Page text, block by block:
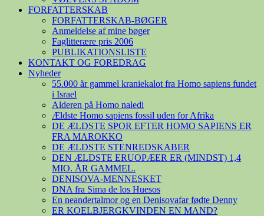
FORFATTERSKAB
FORFATTERSKAB-BØGER
Anmeldelse af mine bøger
Faglitterære pris 2006
PUBLIKATIONSLISTE
KONTAKT OG FOREDRAG
Nyheder
55.000 år gammel kraniekalot fra Homo sapiens fundet
i Israel
Alderen på Homo naledi
Ældste Homo sapiens fossil uden for Afrika
DE ÆLDSTE SPOR EFTER HOMO SAPIENS ER
FRA MAROKKO
DE ÆLDSTE STENREDSKABER
DEN ÆLDSTE ERUOPÆER ER (MINDST) 1,4
MIO. ÅR GAMMEL.
DENISOVA-MENNESKET
DNA fra Sima de los Huesos
En neandertalmor og en Denisovafar fødte Denny
ER KOELBJERGKVINDEN EN MAND?